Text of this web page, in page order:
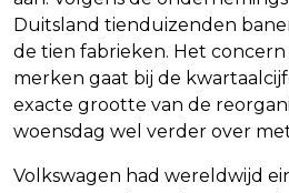
Duitsland tienduizenden
de tien fabrieken. Het
merken gaat bij de
exacte grootte van de
woensdag wel verder over
Volkswagen had wereldwijd